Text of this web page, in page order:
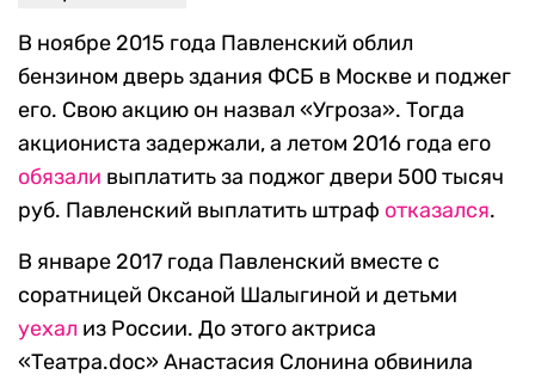
В ноябре 2015 года Павленский облил
бензином дверь здания ФСБ в Москве и поджег
его. Свою акцию он назвал «Угроза». Тогда
акциониста задержали, а летом 2016 года его
обязали выплатить за поджог двери 500 тысяч
руб. Павленский выплатить штраф отказался.
В январе 2017 года Павленский вместе с
соратницей Оксаной Шалыгиной и детьми
уехал из России. До этого актриса
«Театра.doc» Анастасия Слонина обвинила